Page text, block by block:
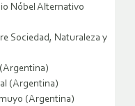
Nóbel Alternativo
Sociedad, Naturaleza y
(Argentina)
(Argentina)